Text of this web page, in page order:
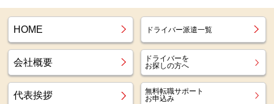
HOME ドライバー派遣一覧
会社概要
ドライバーを
お探しの方へ
代表挨拶
無料転職サポート
お申込み